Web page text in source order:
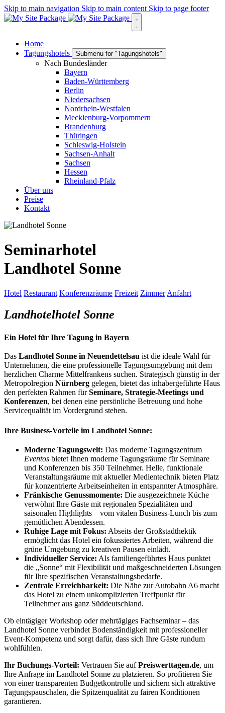
Skip to main navigation Skip to main content Skip to page footer
Home
Tagungshotels
Submenu for "Tagungshotels"
Nach Bundesländer
Bayern
Baden-Württemberg
Berlin
Niedersachsen
Nordrhein-Westfalen
Mecklenburg-Vorpommern
Brandenburg
Thüringen
Schleswig-Holstein
Sachsen-Anhalt
Sachsen
Hessen
Rheinland-Pfalz
Über uns
Preise
Kontakt
Seminarhotel
Landhotel Sonne
Hotel Restaurant Konferenzräume Freizeit Zimmer Anfahrt
Landhotelhotel Sonne
Ein Hotel für Ihre Tagung in Bayern
Das Landhotel Sonne in Neuendettelsau ist die ideale Wahl für
Unternehmen, die eine professionelle Tagungsumgebung mit dem
herzlichen Charme Mittelfrankens suchen. Strategisch günstig in der
Metropolregion Nürnberg gelegen, bietet das inhabergeführte Haus
den perfekten Rahmen fürSeminare, Strategie-Meetings und
Konferenzen, bei denen eine persönliche Betreuung und hohe
Servicequalität im Vordergrund stehen.
Ihre Business-Vorteile im Landhotel Sonne:
Moderne Tagungswelt: Das moderne Tagungszentrum
Eventos bietet Ihnen moderne Tagungsräume für Seminare
und Konferenzen bis 350 Teilnehmer. Helle, funktionale
Veranstaltungsräume mit aktueller Medientechnik bieten Platz
für konzentrierte Arbeitseinheiten in entspannter Atmosphäre.
Fränkische Genussmomente: Die ausgezeichnete Küche
verwöhnt Ihre Gäste mit regionalen Spezialitäten und
saisonalen Highlights – vom vitalen Business-Lunch bis zum
gemütlichen Abendessen.
Ruhige Lage mit Fokus: Abseits der Großstadthektik
ermöglicht das Hotel ein fokussiertes Arbeiten, während die
grüne Umgebung zu kreativen Pausen einlädt.
Individueller Service: Als familiengeführtes Haus punktet
die „Sonne“ mit Flexibilität und maßgeschneiderten Lösungen
für Ihre spezifischen Veranstaltungsbedarfe.
Zentrale Erreichbarkeit: Die Nähe zur Autobahn A6 macht
das Hotel zu einem unkomplizierten Treffpunkt für
Teilnehmer aus ganz Süddeutschland.
Ob eintägiger Workshop oder mehrtägiges Fachseminar – das
Landhotel Sonne verbindet Bodenständigkeit mit professioneller
Event-Kompetenz und sorgt dafür, dass sich Ihre Gäste rundum
wohlfühlen.
Ihr Buchungs-Vorteil: Vertrauen Sie aufPreiswerttagen.de, um
Ihre Anfrage im Landhotel Sonne zu platzieren. So profitieren Sie
von einer transparenten Budgetkontrolle und sichern sich attraktive
Tagungspauschalen, die Spitzenqualität zu fairen Konditionen
garantieren.